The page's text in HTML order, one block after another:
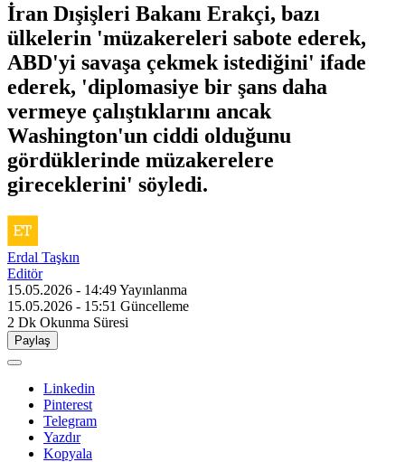
İran Dışişleri Bakanı Erakçi, bazı
ülkelerin 'müzakereleri sabote ederek,
ABD'yi savaşa çekmek istediğini' ifade
ederek, 'diplomasiye bir şans daha
vermeye çalıştıklarını ancak
Washington'un ciddi olduğunu
gördüklerinde müzakerelere
gireceklerini' söyledi.
Erdal Taşkın
Editör
15.05.2026 - 14:49Yayınlanma
15.05.2026 - 15:51 Güncelleme
2 Dk Okunma Süresi
Paylaş
Linkedin
Pinterest
Telegram
Yazdır
Kopyala